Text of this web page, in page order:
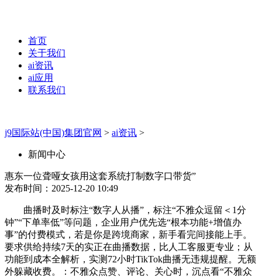
首页
关于我们
ai资讯
ai应用
联系我们
j9国际站(中国)集团官网 > ai资讯 >
新闻中心
惠东一位聋哑女孩用这套系统打制数字口带货”
发布时间：2025-12-20 10:49
曲播时及时标注“数字人从播”，标注“不雅众逗留＜1分
钟”“下单率低”等问题，企业用户优先选“根本功能+增值办
事”的付费模式，若是你是跨境商家，新手看完间接能上手。
要求供给持续7天的实正在曲播数据，比人工客服更专业；从
功能到成本全解析，实测72小时TikTok曲播无违规提醒。无额
外躲藏收费。：不雅众点赞、评论、关心时，沉点看“不雅众